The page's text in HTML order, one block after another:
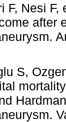
F, Nesi
after
S,